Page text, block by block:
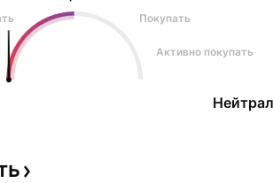
Покупать
Активно покупать